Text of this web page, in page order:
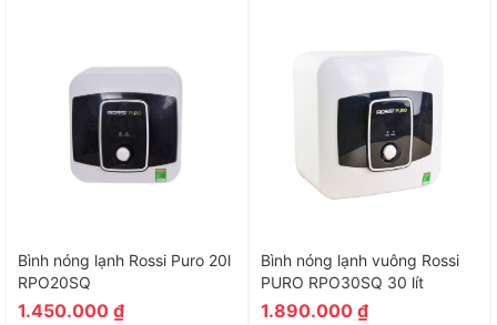
Bình nóng lạnh Rossi Puro 20l
RPO20SQ
1.450.000 ₫
Bình nóng lạnh vuông Rossi
PURO RPO30SQ 30 lít
1.890.000 ₫